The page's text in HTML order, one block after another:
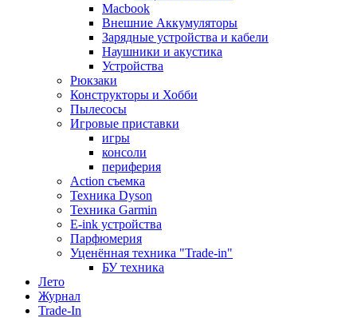
Macbook
Внешние Аккумуляторы
Зарядные устройства и кабели
Наушники и акустика
Устройства
Рюкзаки
Конструкторы и Хобби
Пылесосы
Игровые приставки
игры
консоли
периферия
Action съемка
Техника Dyson
Техника Garmin
E-ink устройства
Парфюмерия
Уценённая техника "Trade-in"
БУ техника
Лето
Журнал
Trade-In